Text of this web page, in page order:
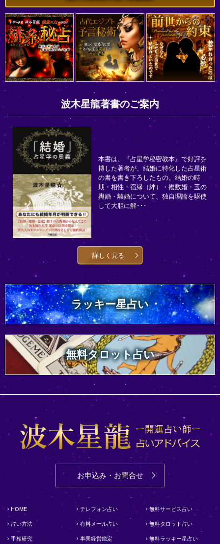
波木星龍著書のご案内
本書は、『占星学秘密教本』で好評を
博した著者が、結婚に特化した占星術
の書を書き下ろしたもの。結婚の時
期・相性・宿縁（絆）・複数婚・玉の
輿婚・離婚について、独自理論を駆使
して大胆に解･･･
詳しく見る
ラッキー星占い
無料タロット占い
お申込み・お問合せ
HOME
占い方法
手相研究
テレフォン占い
有料メール占い
事業経営鑑定
無料サービス占い
無料タロット占い
無料ラッキー星占い